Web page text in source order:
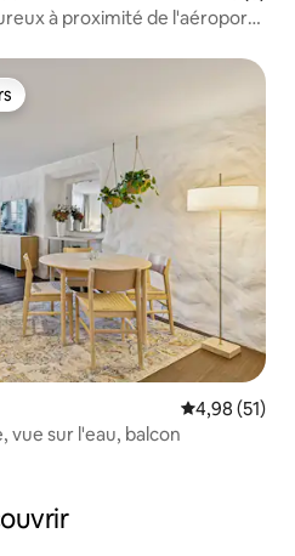
à proximité de l'aéroport
plus appréciés
Évaluation
4,98 (51)
vue sur l'eau, balcon